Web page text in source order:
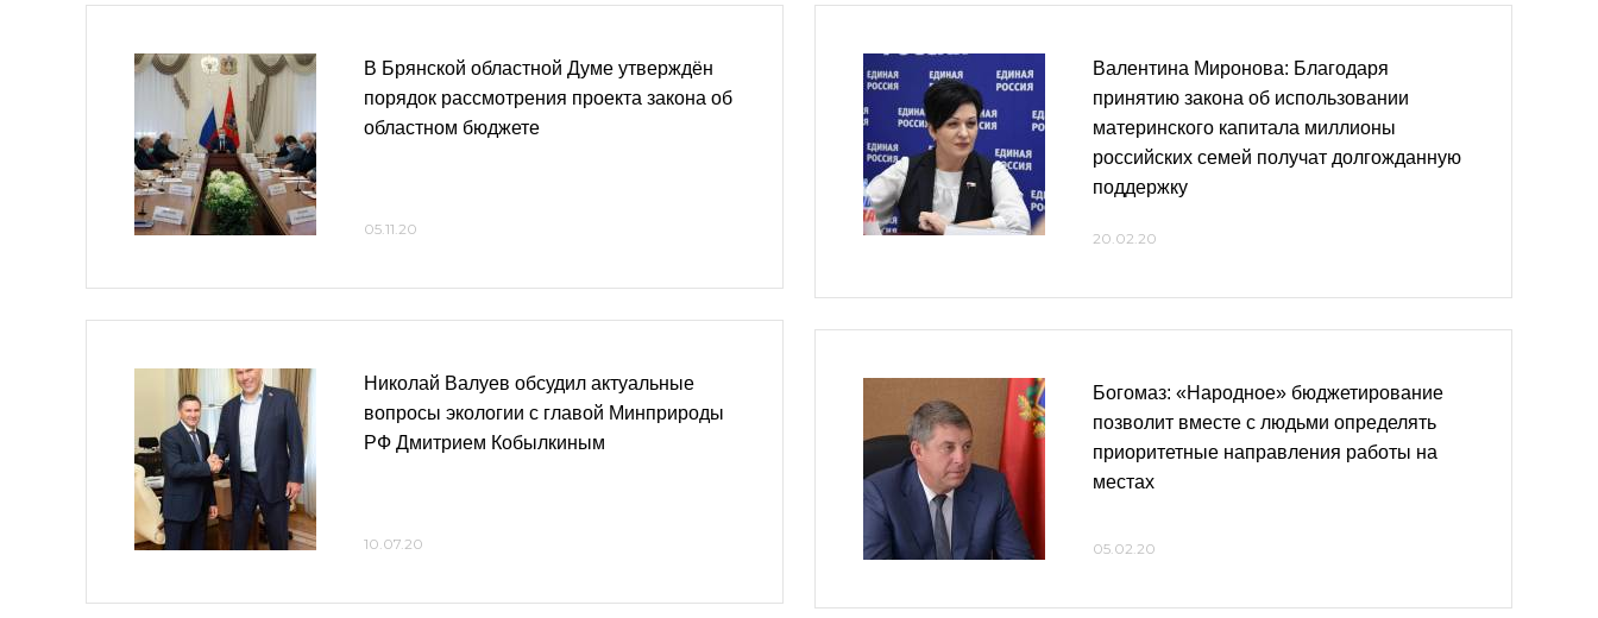
В Брянской областной Думе утверждён
порядок рассмотрения проекта закона об
областном бюджете
05.11.20
Николай Валуев обсудил актуальные
вопросы экологии с главой Минприроды
РФ Дмитрием Кобылкиным
10.07.20
Валентина Миронова: Благодаря
принятию закона об использовании
материнского капитала миллионы
российских семей получат долгожданную
поддержку
20.02.20
Богомаз: «Народное» бюджетирование
позволит вместе с людьми определять
приоритетные направления работы на
местах
05.02.20